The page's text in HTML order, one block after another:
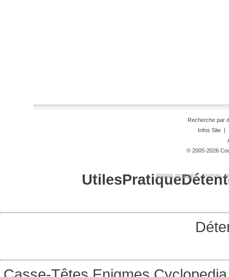
Recherche par
Infos Site|
© 2005-2026
termes associés: bureau,
UtilesPratique